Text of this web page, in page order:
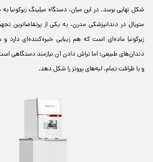
شکل نهایی برسد. در این میان، دستگاه میلینگ زیرکونیا
متریال در دندانپزشکی مدرن، به یکی از پرتقاضاترین
زیرکونیا ماده‌ای است که هم زیبایی خیره‌کننده‌ای
دندان‌های طبیعی؛ اما تراش دادن آن نیازمند دستگاهی
و با ظرافت تمام، لبه‌های پروتز را شکل دهد.